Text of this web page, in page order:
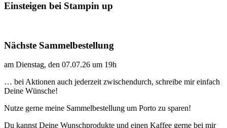
Einsteigen bei Stampin up
Nächste Sammelbestellung
am Dienstag, den 07.07.26 um 19h
… bei Aktionen auch jederzeit zwischendurch, schreibe mir einfach
Deine Wünsche!
Nutze gerne meine Sammelbestellung um Porto zu sparen!
Du kannst Deine Wunschprodukte und einen Kaffee gerne bei mir